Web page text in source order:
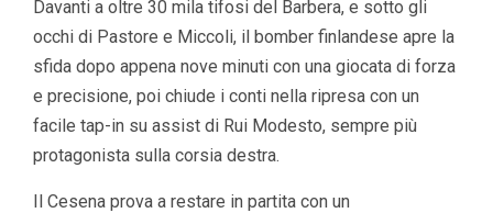
Davanti a oltre 30 mila tifosi del Barbera, e sotto gli
occhi di Pastore e Miccoli, il bomber finlandese apre la
sfida dopo appena nove minuti con una giocata di forza
e precisione, poi chiude i conti nella ripresa con un
facile tap-in su assist di Rui Modesto, sempre più
protagonista sulla corsia destra.
Il Cesena prova a restare in partita con un